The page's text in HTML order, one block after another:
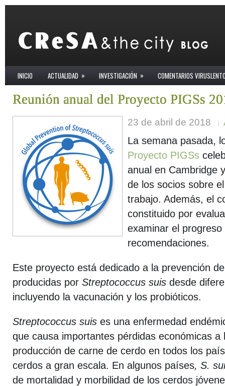
INICIO ACTUALIDAD » INVESTIGACIÓN » COMENTARIOS
Reunión anual del Proyecto PIGSs
23 de abril de 2018
La semana pasada,
Proyecto PIGSs
anual en Cambridge
de los socios sobre
trabajo. Además, el
constituido por
examinar el
recomendaciones.
Este proyecto está dedicado a la prevención
producidas por Streptococcus suis desde
incluyendo la vacunación y los probióticos.
Streptococcus suis es una enfermedad
que causa importantes pérdidas económicas a
producción de carne de cerdo en todos los
cerdos a gran escala. En algunos países, S.
de mortalidad y morbilidad de los cerdos